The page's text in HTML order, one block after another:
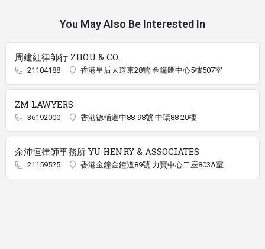
You May Also Be Interested In
周建紅律師行 ZHOU & CO.
21104188 香港皇后大道東28號 金鐘匯中心5樓507室
ZM LAWYERS
36192000 香港德輔道中88-98號 中環88 20樓
余沛恒律師事務所 YU HENRY & ASSOCIATES
21159525 香港金鐘金鐘道89號 力寶中心二座803A室